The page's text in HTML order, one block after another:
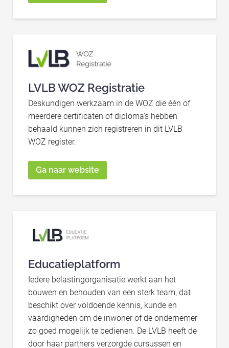
LVLB WOZ Registratie
Deskundigen werkzaam in de WOZ die één of
meerdere certificaten of diploma's hebben
behaald kunnen zich registreren in dit LVLB
WOZ register.
Ga naar website
Educatieplatform
Iedere belastingorganisatie werkt aan het
bouwen en behouden van een sterk team, dat
beschikt over voldoende kennis, kunde en
vaardigheden om de inwoner of de ondernemer
zo goed mogelijk te bedienen. De LVLB heeft de
door haar partners verzorgde cursussen en